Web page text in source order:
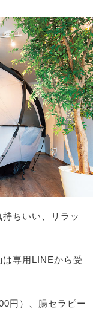
ちいい、リラッ
専用LINEから受
円）、腸セラピー